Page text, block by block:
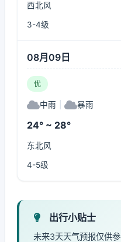
西北风
3-4级
08月09日
优
中雨 暴雨
24° ~ 28°
东北风
4-5级
出行小贴士
未来3天天气预报仅供